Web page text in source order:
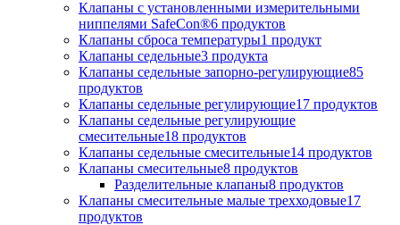
Клапаны с установленными измерительными
ниппелями SafeCon®6 продуктов
Клапаны сброса температуры1 продукт
Клапаны седельные3 продукта
Клапаны седельные запорно-регулирующие85
продуктов
Клапаны седельные регулирующие17 продуктов
Клапаны седельные регулирующие
смесительные18 продуктов
Клапаны седельные смесительные14 продуктов
Клапаны смесительные8 продуктов
Разделительные клапаны8 продуктов
Клапаны смесительные малые трехходовые17
продуктов